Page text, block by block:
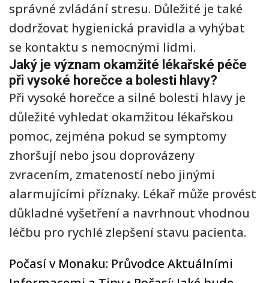
správné zvládání stresu. Důležité je také
dodržovat hygienická pravidla a vyhýbat
se kontaktu s nemocnými lidmi.
Jaký je význam okamžité lékařské péče
při vysoké horečce a bolesti hlavy?
Při vysoké horečce a silné bolesti hlavy je
důležité vyhledat okamžitou lékařskou
pomoc, zejména pokud se symptomy
zhoršují nebo jsou doprovázeny
zvracením, zmateností nebo jinými
alarmujícími příznaky. Lékař může provést
důkladné vyšetření a navrhnout vhodnou
léčbu pro rychlé zlepšení stavu pacienta.
Počasí v Monaku: Průvodce Aktuálními